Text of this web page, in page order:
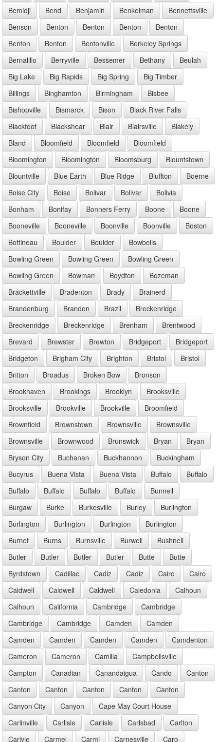
Bemidji
Bend Benjamin Benkelman
Bennettsville
Benson
Benton Benton Benton
Benton
Benton
Benton Bentonville
Berkeley Springs
Bernalillo
Berryville Bessemer Bethany
Beulah
Big Lake
Big Rapids Big Spring
Big Timber
Billings
Binghamton Birmingham
Bisbee
Bishopville
Bismarck Bison
Black River Falls
Blackfoot
Blackshear Blair Blairsville
Blakely
Bland
Bloomfield Bloomfield
Bloomfield
Bloomington
Bloomington Bloomsburg
Blountstown
Blountville
Blue Earth Blue Ridge Bluffton
Boerne
Boise City
Boise Bolivar Bolivar
Bolivia
Bonham
Bonifay Bonners Ferry Boone
Boone
Booneville
Booneville Boonville Boonville
Boston
Bottineau
Boulder Boulder
Bowbells
Bowling Green
Bowling Green
Bowling Green
Bowling Green
Bowman Boydton
Bozeman
Brackettville
Bradenton Brady
Brainerd
Brandenburg
Brandon Brazil
Breckenridge
Breckenridge
Breckenridge Brenham
Brentwood
Brevard
Brewster Brewton Bridgeport
Bridgeport
Bridgeton
Brigham City Brighton Bristol
Bristol
Britton
Broadus Broken Bow
Bronson
Brookhaven
Brookings Brooklyn
Brooksville
Brooksville
Brookville Brookville
Broomfield
Brownfield
Brownstown Brownsville
Brownsville
Brownsville
Brownwood Brunswick Bryan
Bryan
Bryson City
Buchanan Buckhannon
Buckingham
Bucyrus
Buena Vista Buena Vista Buffalo
Buffalo
Buffalo
Buffalo Buffalo Buffalo
Bunnell
Burgaw
Burke Burkesville Burley
Burlington
Burlington
Burlington Burlington
Burlington
Burnet
Burns Burnsville Burwell
Bushnell
Butler
Butler Butler Butler Butte
Butte
Byrdstown
Cadillac Cadiz Cadiz Cairo
Cairo
Caldwell
Caldwell Caldwell Caledonia
Calhoun
Calhoun
California Cambridge
Cambridge
Cambridge
Cambridge Camden
Camden
Camden
Camden Camden Camden
Camdenton
Cameron
Cameron Camilla
Campbellsville
Campton
Canadian Canandaigua Cando
Canton
Canton
Canton Canton Canton
Canton
Canyon City
Canyon
Cape May Court House
Carlinville
Carlisle Carlisle Carlsbad
Carlton
Carlyle
Carmel Carmi Carnesville Caro